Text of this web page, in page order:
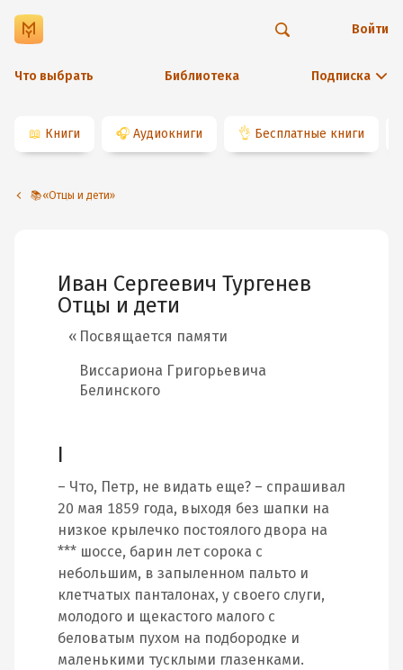
Что выбрать Библиотека Подписка
Войти
📖 Книги 🎧 Аудиокниги 👌 Бесплатные книги
📚«Отцы и дети»
Иван Сергеевич Тургенев
Отцы и дети
Посвящается памяти
Виссариона Григорьевича
Белинского
I
– Что, Петр, не видать еще? – спрашивал
20 мая 1859 года, выходя без шапки на
низкое крылечко постоялого двора на
*** шоссе, барин лет сорока с
небольшим, в запыленном пальто и
клетчатых панталонах, у своего слуги,
молодого и щекастого малого с
беловатым пухом на подбородке и
маленькими тусклыми глазенками.